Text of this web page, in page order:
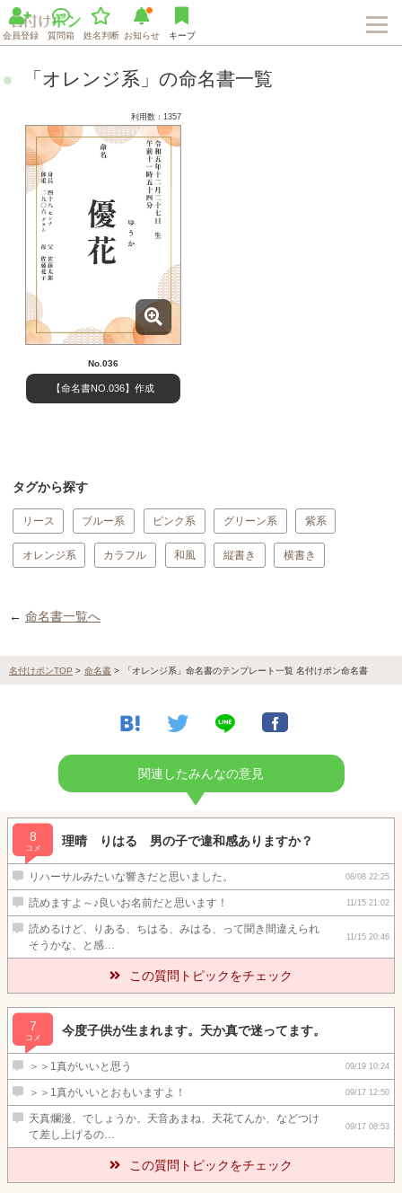
会員登録 質問箱 姓名判断 お知らせ キープ
「オレンジ系」の命名書一覧
利用数：1357
No.036
【命名書NO.036】作成
タグから探す
リース ブルー系 ピンク系 グリーン系 紫系
オレンジ系 カラフル 和風 縦書き 横書き
← 命名書一覧へ
名付けポンTOP > 命名書 > 「オレンジ系」命名書のテンプレート一覧 名付けポン命名書
関連したみんなの意見
8
コメ
理晴 りはる 男の子で違和感ありますか？
リハーサルみたいな響きだと思いました。 08/08 22:25
読めますよ～♪良いお名前だと思います！ 11/15 21:02
読めるけど、りある、ちはる、みはる、って聞き間違えられ
そうかな、と感…
11/15 20:46
この質問トピックをチェック
7
コメ
今度子供が生まれます。天か真で迷ってます。
＞＞1真がいいと思う 09/19 10:24
＞＞1真がいいとおもいますよ！ 09/17 12:50
天真爛漫、でしょうか。天音あまね、天花てんか、などつけ
て差し上げるの…
09/17 08:53
この質問トピックをチェック